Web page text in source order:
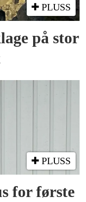
PLUSS
på stor
PLUSS
for første